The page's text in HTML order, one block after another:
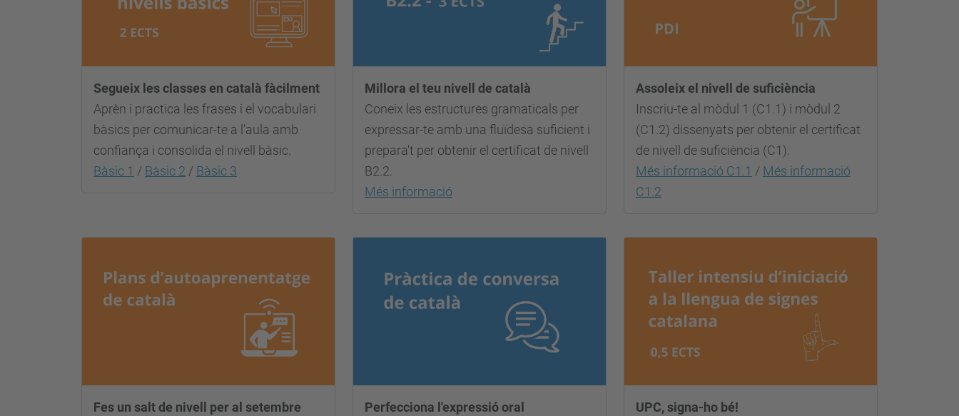
Segueix les classes en català fàcilment
Aprèn i practica les frases i el vocabulari
bàsics per comunicar-te a l'aula amb
confiança i consolida el nivell bàsic.
Bàsic 1 / Bàsic 2 / Bàsic 3
Millora el teu nivell de català
Coneix les estructures gramaticals per
expressar-te amb una fluïdesa suficient i
prepara't per obtenir el certificat de nivell
B2.2.
Més informació
Assoleix el nivell de suficiència
Inscriu-te al mòdul 1 (C1.1) i mòdul 2
(C1.2) dissenyats per obtenir el certificat
de nivell de suficiència (C1).
Més informació C1.1 / Més informació
C1.2
Fes un salt de nivell per al setembre
Perfecciona l'expressió oral
UPC, signa-ho bé!